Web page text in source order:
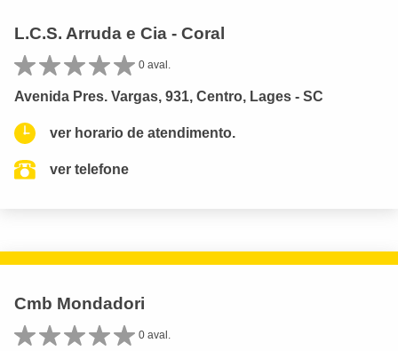
L.C.S. Arruda e Cia - Coral
0 aval.
Avenida Pres. Vargas, 931, Centro, Lages - SC
ver horario de atendimento.
ver telefone
Cmb Mondadori
0 aval.